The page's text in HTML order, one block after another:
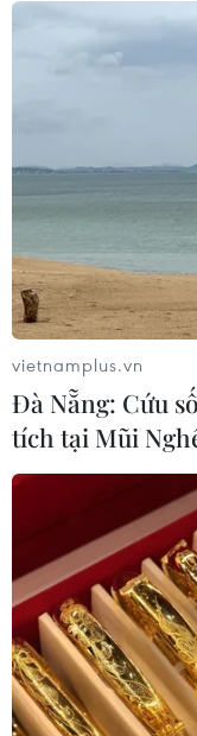
09/08/2026 09:23
Hơn 40 sáng kiến
tại Ngày Quốc tế
Đà Nẵng mở rộng
nhân mất tích sau
Mũi Nghê
09/08/2026 08:59
Ngành nào dẫn
Trường Đại học
Đại học Quốc gia
09/08/2026 08:52
vietnamplus.vn
Đà Nẵng: Cứu
tích tại Mũi